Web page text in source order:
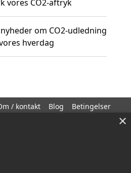
vores CO2-aftryk
om CO2-udledning
hverdag
/ kontakt Blog Betingelser
×